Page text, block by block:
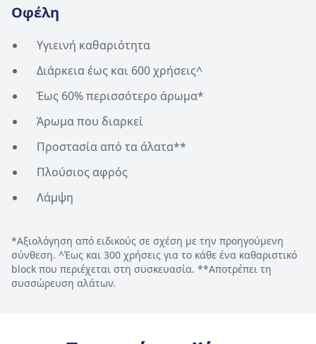
Οφέλη
Υγιεινή καθαριότητα
Διάρκεια έως και 600 χρήσεις^
Έως 60% περισσότερο άρωμα*
Άρωμα που διαρκεί
Προστασία από τα άλατα**
Πλούσιος αφρός
Λάμψη
*Αξιολόγηση από ειδικούς σε σχέση με την προηγούμενη
σύνθεση. ^Έως και 300 χρήσεις για το κάθε ένα καθαριστικό
block που περιέχεται στη συσκευασία. **Αποτρέπει τη
συσσώρευση αλάτων.